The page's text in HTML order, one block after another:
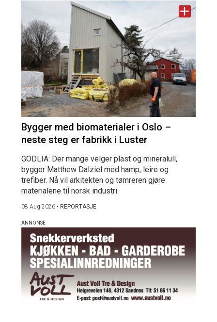
Bygger med biomaterialer i Oslo –
neste steg er fabrikk i Luster
GODLIA: Der mange velger plast og mineralull,
bygger Matthew Dalziel med hamp, leire og
trefiber. Nå vil arkitekten og tømreren gjøre
materialene til norsk industri.
08 Aug 2026 • REPORTASJE